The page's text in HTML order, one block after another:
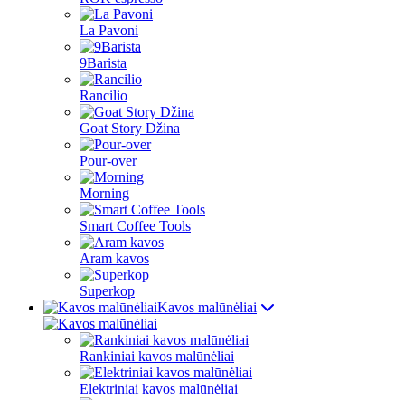
La Pavoni
9Barista
Rancilio
Goat Story Džina
Pour-over
Morning
Smart Coffee Tools
Aram kavos
Superkop
Kavos malūnėliai
Rankiniai kavos malūnėliai
Elektriniai kavos malūnėliai